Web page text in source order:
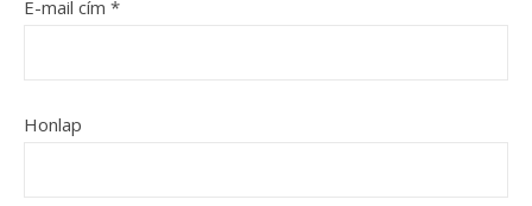
E-mail cím *
Honlap